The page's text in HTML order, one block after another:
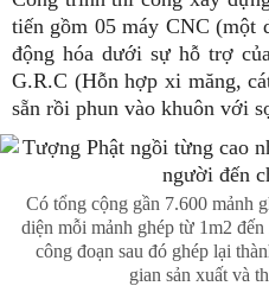
tiến gồm 05 máy CNC (một
động hóa dưới sự hỗ trợ
G.R.C (Hỗn hợp xi măng,
sẵn rồi phun vào khuôn với
Có tổng cộng gần 7.600 mảnh
diện mỗi mảnh ghép từ 1m2
công đoạn sau đó ghép lại
gian sản xuất và